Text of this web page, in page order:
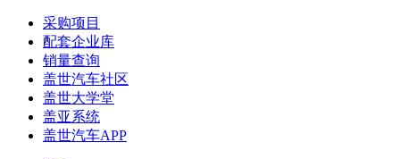
采购项目
配套企业库
销量查询
盖世汽车社区
盖世大学堂
盖亚系统
盖世汽车APP